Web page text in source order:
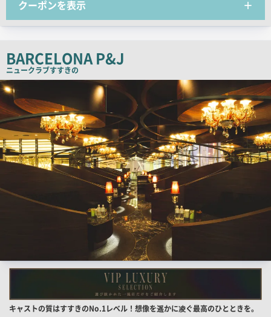
チ
ー
クーポンを表示
BARCELONA P&J
ニュークラブすすきの
検
索
結
果
一
覧
用
画
像
店
キャストの質はすすきのNo.1レベル！想像を遥かに凌ぐ最高のひとときを。